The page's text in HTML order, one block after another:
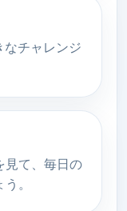
チャレンジ
見て、毎日の
。